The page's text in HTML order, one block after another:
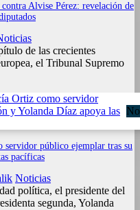
Alvise Pérez: revelación de
de las crecientes
el Tribunal Supremo
servidor público ejemplar tras su
pacíficas
Noticias
política, el presidente del
segunda, Yolanda